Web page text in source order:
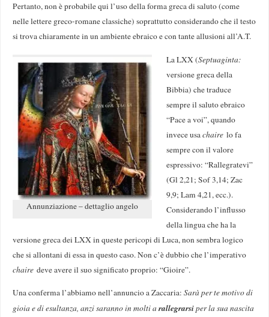
Pertanto, non è probabile qui l’uso della forma greca di saluto (come
nelle lettere greco-romane classiche) soprattutto considerando che il testo
si trova chiaramente in un ambiente ebraico e con tante allusioni all’A.T.
Annunziazione – dettaglio angelo
La LXX (Septuaginta:
versione greca della
Bibbia) che traduce
sempre il saluto ebraico
“Pace a voi”, quando
invece usachaire lo fa
sempre con il valore
espressivo: “Rallegratevi”
(Gl 2,21; Sof 3,14; Zac
9,9; Lam 4,21, ecc.).
Considerando l’influsso
della lingua che ha la
versione greca dei LXX in queste pericopi di Luca, non sembra logico
che si allontani di essa in questo caso. Non c’è dubbio che l’imperativo
chaire deve avere il suo significato proprio: “Gioire”.
Una conferma l’abbiamo nell’annuncio a Zaccaria:Sarà per te motivo di
gioia e di esultanza, anzi saranno in molti arallegrarsiper la sua nascita